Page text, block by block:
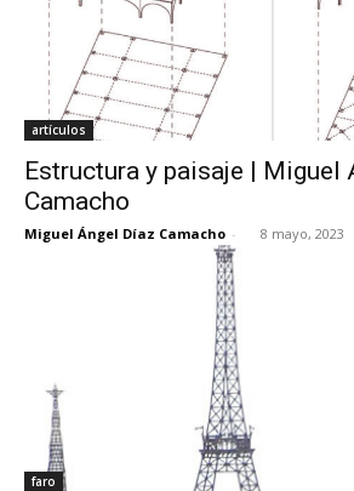
artículos
Estructura y paisaje | Miguel
Camacho
Miguel Ángel Díaz Camacho - 8 mayo, 2023
faro